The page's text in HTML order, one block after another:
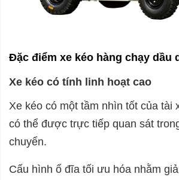
Đặc điểm xe kéo hàng chạy dầu
Xe kéo có tính linh hoạt cao
Xe kéo có một tầm nhìn tốt của tài
có thể được trực tiếp quan sát
chuyển.
Cấu hình ổ đĩa tối ưu hóa nhằm